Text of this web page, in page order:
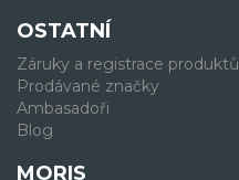
OSTATNÍ
Záruky a registrace produktů
Prodávané značky
Ambasadoři
Blog
MORIS